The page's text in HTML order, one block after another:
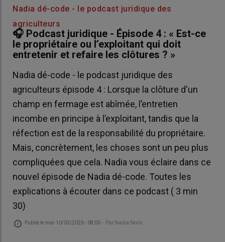
Nadia dé-code - le podcast juridique des
agriculteurs
🎧 Podcast juridique - Épisode 4 : « Est-ce
le propriétaire ou l’exploitant qui doit
entretenir et refaire les clôtures ? »
Nadia dé-code - le podcast juridique des
agriculteurs épisode 4 : Lorsque la clôture d'un
champ en fermage est abîmée, l’entretien
incombe en principe à l’exploitant, tandis que la
réfection est de la responsabilité du propriétaire.
Mais, concrètement, les choses sont un peu plus
compliquées que cela. Nadia vous éclaire dans ce
nouvel épisode de Nadia dé-code. Toutes les
explications à écouter dans ce podcast ( 3 min
30)
Publié le mar 10/03/2026 - 08:00 - Par Nadia Savin